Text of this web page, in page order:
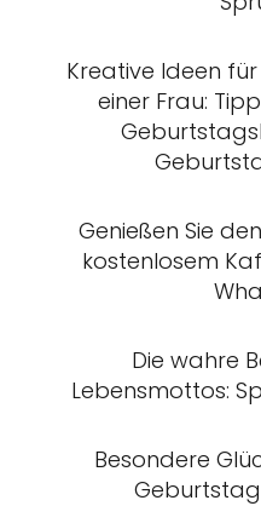
Kreative Ideen
einer Frau:
Genießen Sie
kostenlosem
Die wahre
Lebensmottos:
Besondere